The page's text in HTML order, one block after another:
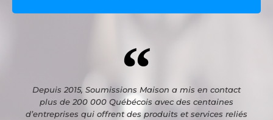
Depuis 2015, Soumissions Maison a mis en contact
plus de 200 000 Québécois avec des centaines
d’entreprises qui offrent des produits et services reliés